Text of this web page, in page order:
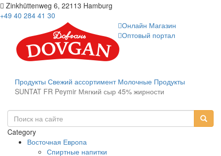
Zinkhüttenweg 6, 22113 Hamburg
+49 40 284 41 30
Онлайн Магазин
Оптовый портал
Продукты Свежий ассортимент Молочные Продукты
SUNTAT FR Peymir Мягкий сыр 45% жирности
Category
Восточная Европа
Спиртные напитки